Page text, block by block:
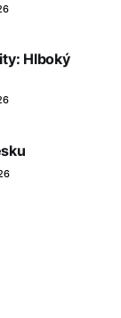
Hlboký